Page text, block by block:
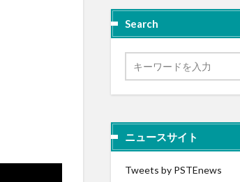
Search
ニュースサイト
Tweets by PSTEnews